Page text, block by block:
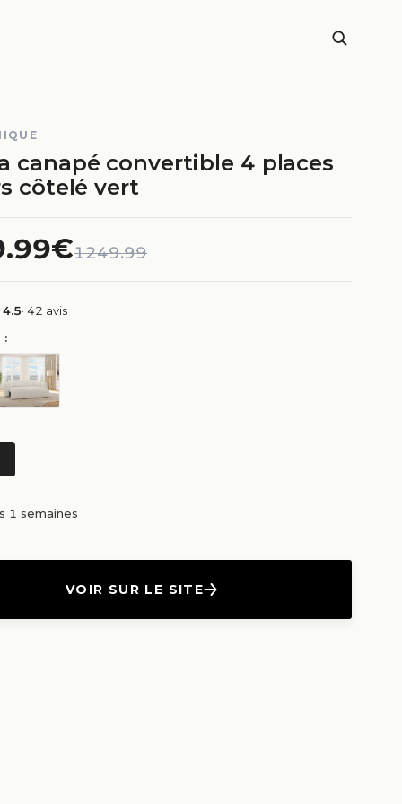
canapé convertible 4 places
côtelé vert
1249.99
4.5· 42 avis
:
1 semaines
VOIR SUR LE SITE